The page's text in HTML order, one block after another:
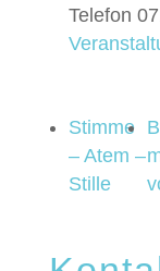
Telefon
Stimme
– Atem –
Stille